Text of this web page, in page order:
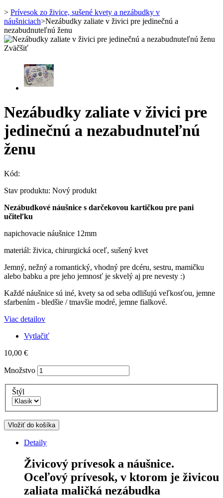
> Prívesok zo živice, sušené kvety a nezábudky v
náušniciach>Nezábudky zaliate v živici pre jedinečnú a
nezabudnuteľnú ženu
Zväčšiť
Nezábudky zaliate v živici pre
jedinečnú a nezabudnuteľnú
ženu
Kód:
Stav produktu: Nový produkt
Nezábudkové náušnice s darčekovou kartičkou pre pani
učiteľku
napichovacie náušnice 12mm
materiál: živica, chirurgická oceľ, sušený kvet
Jemný, nežný a romantický, vhodný pre dcéru, sestru, mamičku
alebo babku a pre jeho jemnosť je skvelý aj pre nevesty :)
Každé náušnice sú iné, kvety sa od seba odlišujú veľkosťou, jemne
sfarbením - bledšie / tmavšie modré, jemne fialkové.
Viac detailov
Vytlačiť
10,00 €
Množstvo
Štýl
Vložiť do košíka
Detaily
Živicový prívesok a náušnice.
Oceľový prívesok, v ktorom je živicou
zaliata maličká nezábudka